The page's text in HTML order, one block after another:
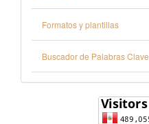
Formatos y plantillas
Buscador de Palabras Clave